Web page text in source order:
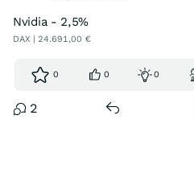
Nvidia - 2,5%
DAX | 24.691,00 €
0 0 0
2